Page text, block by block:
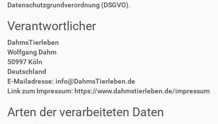
Datenschutzgrundverordnung (DSGVO).
Verantwortlicher
DahmsTierleben
Wolfgang Dahm
50997 Köln
Deutschland
E-Mailadresse: info@DahmsTierleben.de
Link zum Impressum: https://www.dahmstierleben.de/impressum
Arten der verarbeiteten Daten